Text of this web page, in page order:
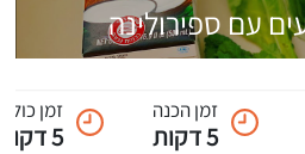
עם ספירולינה
זמן הכנה
5 דקות
זמן כולל
5 דקות